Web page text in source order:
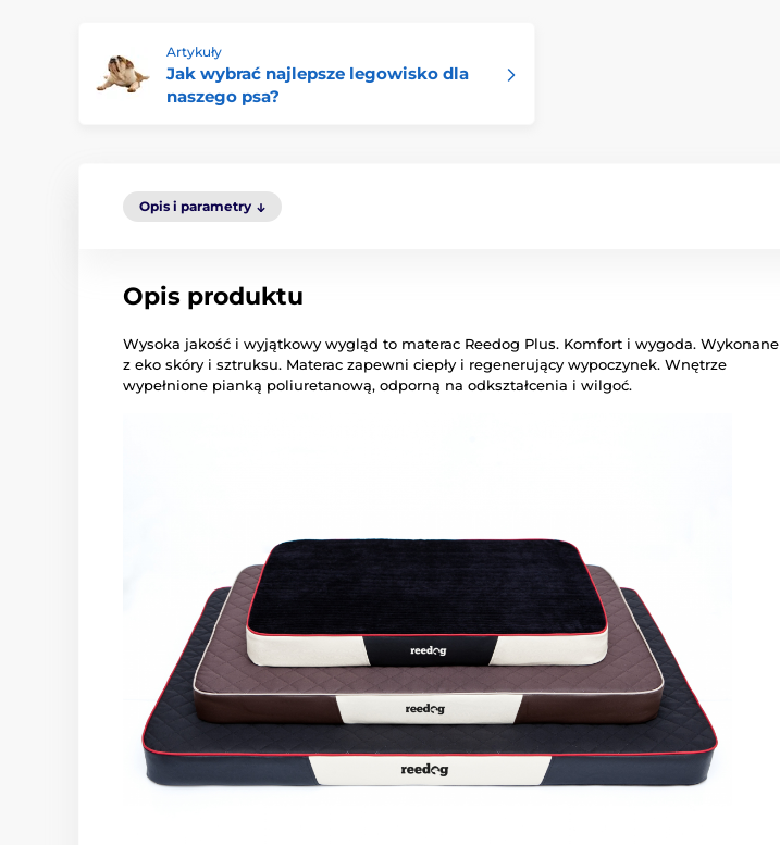
Artykuły
Jak wybrać najlepsze legowisko dla
naszego psa?
Opis i parametry
Opis produktu
Wysoka jakość i wyjątkowy wygląd to materac Reedog Plus. Komfort i wygoda. Wykonane
z eko skóry i sztruksu. Materac zapewni ciepły i regenerujący wypoczynek. Wnętrze
wypełnione pianką poliuretanową, odporną na odkształcenia i wilgoć.